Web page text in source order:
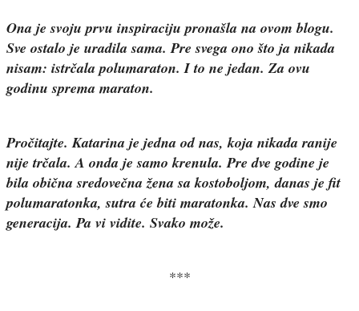
Ona je svoju prvu inspiraciju pronašla na ovom blogu.
Sve ostalo je uradila sama. Pre svega ono što ja nikada
nisam: istrčala polumaraton. I to ne jedan. Za ovu
godinu sprema maraton.
Pročitajte. Katarina je jedna od nas, koja nikada ranije
nije trčala. A onda je samo krenula. Pre dve godine je
bila obična sredovečna žena sa kostoboljom, danas je fit
polumaratonka, sutra će biti maratonka. Nas dve smo
generacija. Pa vi vidite. Svako može.
***